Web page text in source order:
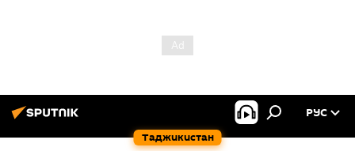
Таджикистан
РУС